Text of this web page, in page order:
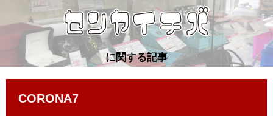
に関する記事
CORONA7